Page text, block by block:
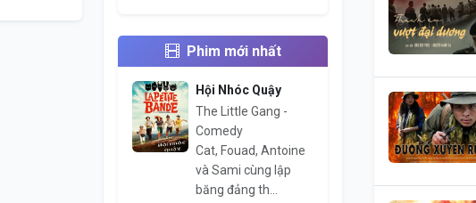
Phim mới nhất
Hội Nhóc Quậy
The Little Gang -
Comedy
Cat, Fouad, Antoine
và Sami cùng lập
băng đảng th...